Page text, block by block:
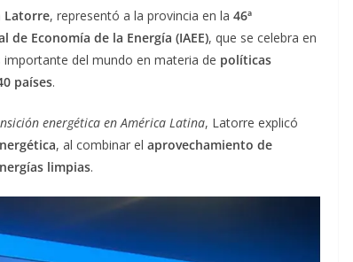
Latorre, representó a la provincia en la 46ª
Economía de la Energía (IAEE), que se celebra en
del mundo en materia de políticas
países.
energética en América Latina, Latorre explicó
, al combinar el aprovechamiento de
limpias.